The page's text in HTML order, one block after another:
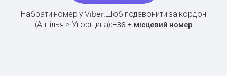
Набрати номер у Viber.Щоб подзвонити за кордон
(Анґілья > Угорщина):+36 + місцевий номер